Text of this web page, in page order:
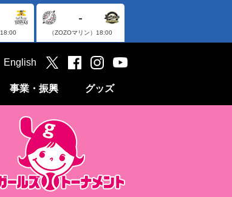
18:00
-
（ZOZOマリン） 18:00
事業・振興 グッズ
English